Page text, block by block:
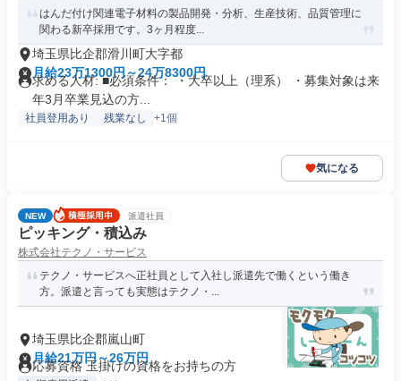
はんだ付け関連電子材料の製品開発・分析、生産技術、品質管理に
関わる新卒採用です。3ヶ月程度...
埼玉県比企郡滑川町大字都
月給23万1300円～24万8300円
求める人材: ■必須条件： ・大卒以上（理系） ・募集対象は来
年3月卒業見込の方...
社員登用あり 残業なし +1個
気になる
NEW 派遣社員
ピッキング・積込み
株式会社テクノ・サービス
テクノ・サービスへ正社員として入社し派遣先で働くという働き
方。派遣と言っても実態はテクノ・...
埼玉県比企郡嵐山町
月給21万円～26万円
応募資格 玉掛けの資格をお持ちの方